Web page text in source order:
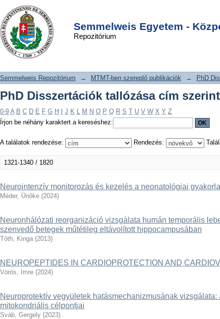
Semmelweis Egyetem -
Repozitórium
PhD Disszertációk tallózása cím
szerint
DSpace/Manakin Repository
Semmelweis Repozitórium → MTMT-ben szereplő publikációk → PhD
PhD Disszertációk tallózása cím szerint
0-9 A B C D E F G H J K L M N O P Q R S T U V W X Y Z
Írjon be néhány karaktert a kereséshez:
A találatok rendezése: Rendezés:
1321-1340 / 1820
Neurointenzív monitorozás és kezelés a neonatológiai
Méder, Ünőke (2024)
Neuronhálózati reorganizáció vizsgálata humán temporális
szenvedő betegek műtétileg eltávolított hippocampusában
Tóth, Kinga (2013)
NEUROPEPTIDES IN CARDIOPROTECTION AND
Vörös, Imre (2024)
Neuroprotektív vegyületek hatásmechanizmusának
mitokondriális célpontjai
Sváb, Gergely (2023)